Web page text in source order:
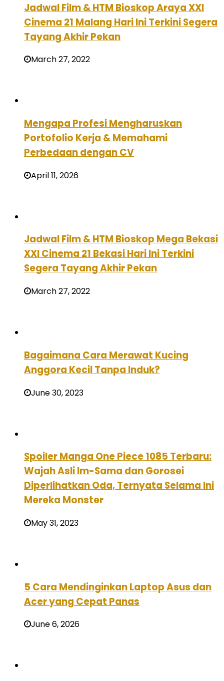
Jadwal Film & HTM Bioskop Araya XXI
Cinema 21 Malang Hari Ini Terkini Segera
Tayang Akhir Pekan
March 27, 2022
Mengapa Profesi Mengharuskan
Portofolio Kerja & Memahami
Perbedaan dengan CV
April 11, 2026
Jadwal Film & HTM Bioskop Mega Bekasi
XXI Cinema 21 Bekasi Hari Ini Terkini
Segera Tayang Akhir Pekan
March 27, 2022
Bagaimana Cara Merawat Kucing
Anggora Kecil Tanpa Induk?
June 30, 2023
Spoiler Manga One Piece 1085 Terbaru:
Wajah Asli Im-Sama dan Gorosei
Diperlihatkan Oda, Ternyata Selama Ini
Mereka Monster
May 31, 2023
5 Cara Mendinginkan Laptop Asus dan
Acer yang Cepat Panas
June 6, 2026